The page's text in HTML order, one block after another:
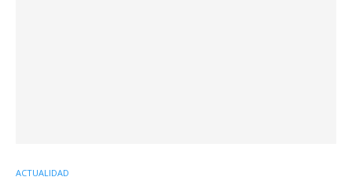
ACTUALIDAD